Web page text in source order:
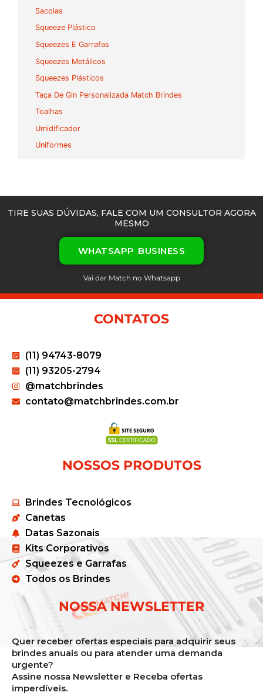
Sacolas
Squeeze Plástico
Squeezes E Garrafas
Squeezes Metálicos
Squeezes Plásticos
Taça De Gin Personalizada Match Brindes
Toalhas
Umidificador
Uniformes
TIRE SUAS DÚVIDAS, FALE COM UM CONSULTOR AGORA
MESMO
WHATSAPP BUSINESS
Vai dar Match no Whatsapp
CONTATOS
(11) 94743-8079
(11) 93205-2794
@matchbrindes
contato@matchbrindes.com.br
NOSSOS PRODUTOS
Brindes Tecnológicos
Canetas
Datas Sazonais
Kits Corporativos
Squeezes e Garrafas
Todos os Brindes
NOSSA NEWSLETTER
Quer receber ofertas especiais para adquirir seus
brindes anuais ou para atender uma demanda
urgente?
Assine nossa Newsletter e Receba ofertas
imperdíveis.